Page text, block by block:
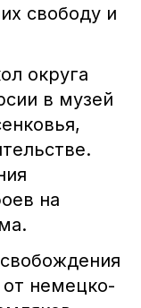
свободу и
округа
в музей
на
от немецко-